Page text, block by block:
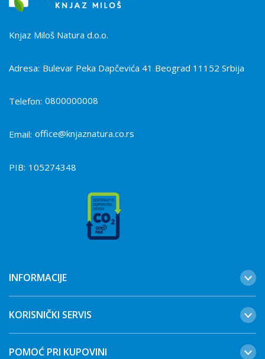
Knjaz Miloš Natura d.o.o.
Adresa: Bulevar Peka Dapčevića 41 Beograd 11152 Srbija
Telefon: 0800000008
Email: office@knjaznatura.co.rs
PIB: 105274348
INFORMACIJE
KORISNIČKI SERVIS
POMOĆ PRI KUPOVINI